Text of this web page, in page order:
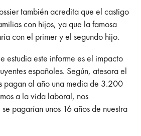
también acredita que el castigo
con hijos, ya que la famosa
con el primer y el segundo hijo.
estudia este informe es el impacto
españoles. Según, atesora el
pagan al año una media de 3.200
a la vida laboral, nos
pagarían unos 16 años de nuestra